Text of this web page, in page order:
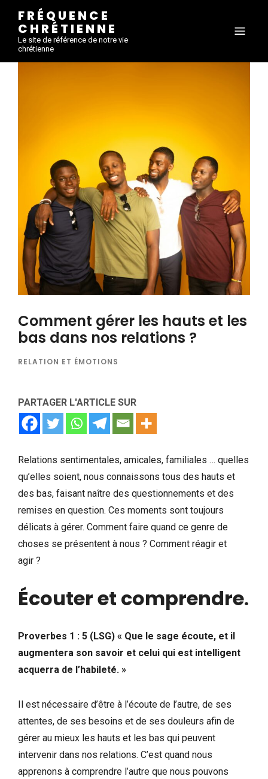
FRÉQUENCE
CHRÉTIENNE
Le site de référence de notre vie
chrétienne
Comment gérer les hauts et les
bas dans nos relations ?
RELATION ET ÉMOTIONS
PARTAGER L'ARTICLE SUR
Relations sentimentales, amicales, familiales … quelles
qu’elles soient, nous connaissons tous des hauts et
des bas, faisant naître des questionnements et des
remises en question. Ces moments sont toujours
délicats à gérer. Comment faire quand ce genre de
choses se présentent à nous ? Comment réagir et
agir ?
Écouter et comprendre.
Proverbes 1 : 5 (LSG) « Que le sage écoute, et il
augmentera son savoir et celui qui est intelligent
acquerra de l’habileté. »
Il est nécessaire d’être à l’écoute de l’autre, de ses
attentes, de ses besoins et de ses douleurs afin de
gérer au mieux les hauts et les bas qui peuvent
intervenir dans nos relations. C’est quand nous
apprenons à comprendre l’autre que nous pouvons